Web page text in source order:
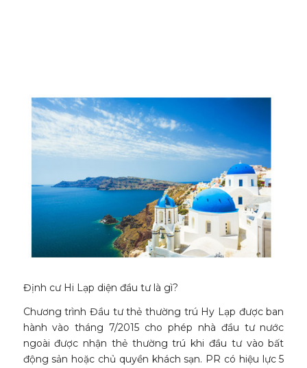
Định cư Hi Lạp diện đầu tư là gì?
Chương trình Đầu tư thẻ thường trú Hy Lạp được ban
hành vào tháng 7/2015 cho phép nhà đầu tư nước
ngoài được nhận thẻ thường trú khi đầu tư vào bất
động sản hoặc chủ quyền khách sạn. PR có hiệu lực 5